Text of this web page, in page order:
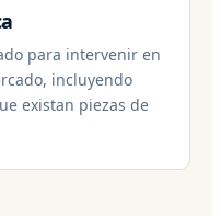
para intervenir en
incluyendo
existan piezas de